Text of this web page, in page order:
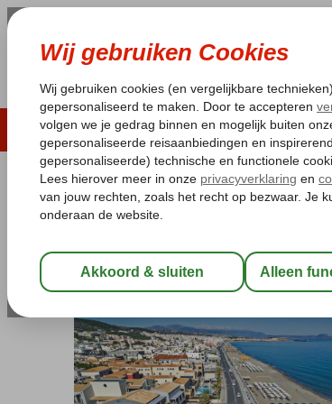
LAST MINUTE ZOMER 2026
Pakketgarantie Laagsteprijsgarantie*
Home
Griekenland Kreta
Fly & Go Aegean Pearl
Halfpension -Hotel